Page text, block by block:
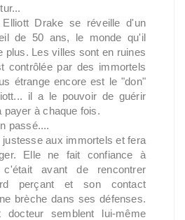
Drake se réveille d'un
de 50 ans, le monde qu'il
plus. Les villes sont en ruines
contrôlée par des immortels
étrange encore est le "don"
il a le pouvoir de guérir
payer à chaque fois.
passé....
justesse aux immortels et fera
Elle ne fait confiance à
c'était avant de rencontrer
perçant et son contact
brèche dans ses défenses.
semblent lui-même